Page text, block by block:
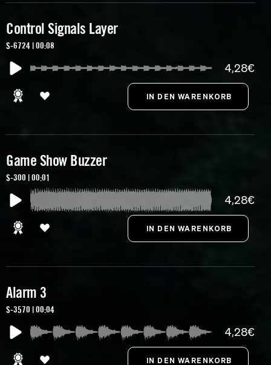
Control Signals Layer
S-6724 | 00:08
4,28€
Game Show Buzzer
S-300 | 00:01
4,28€
Alarm 3
S-3570 | 00:04
4,28€